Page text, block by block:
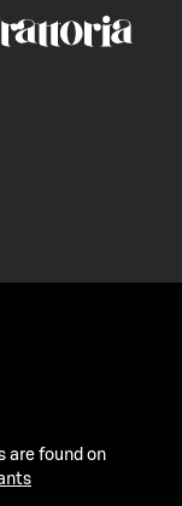
are found on